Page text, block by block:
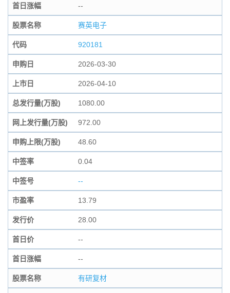
首日涨幅 --
股票名称 赛英电子
代码 920181
申购日 2026-03-30
上市日 2026-04-10
总发行量(万股) 1080.00
网上发行量(万股) 972.00
申购上限(万股) 48.60
中签率 0.04
中签号 --
市盈率 13.79
发行价 28.00
首日价 --
首日涨幅 --
股票名称 有研复材